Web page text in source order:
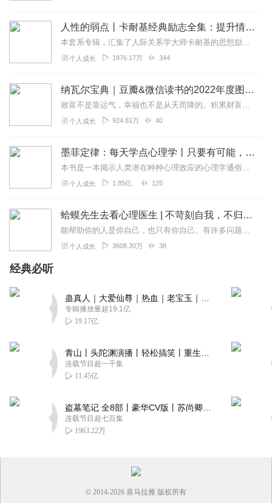
人性的弱点丨卡耐基经典励志全集：提升情商和沟通技巧
本套系专辑，汇集了人际关系学大师卡耐基的思想励志精华，收录《人性的弱点》《人性的优点》《语言的突破》《美好的人生》《快乐的人生》等所有经典！是卡耐基的经典合辑，...
个人成长 1876.17万 344
纳瓦尔宝典｜豆瓣&微信读书的2022年度图书|从白手起家到财务自由
致富不是靠运气，幸福也不是从天而降的。积累财富和幸福生活是我们可以学习的技能。这本书收集整理了硅谷投资人纳瓦尔在过去十年里通过推特、播客和采访等方式分享的人生智...
个人成长 924.81万 40
墨菲定律：每天学点心理学丨只要有可能，就一定会发生
本书是一本揭示人类潜在种种心理效应的心理学通俗读物，其中最有代表性的即“墨菲定律”。与此同时，从自我认知、经济管理等方面入手，作者引出了数十条对现代人工作和生活...
个人成长 1.85亿 125
蛤蟆先生去看心理医生 | 不苛刻自我，不归咎原生家庭，承担人生责任，学会真正独立丨心理学心理咨询入门读物
能帮助你的人是你自己，也只有你自己。有许多问题需要你向自己发问。比如你能停止自我批判吗？你能对自己好一些吗？也许最重要的问题是，你能开始爱自己吗？书中金句一个...
个人成长 3608.30万 38
经典必听
专辑播放量超19.1亿
19.17亿
连载节目超一千集
11.45亿
连载节目超七百集
1963.22万
© 2014-2026 喜马拉雅 版权所有